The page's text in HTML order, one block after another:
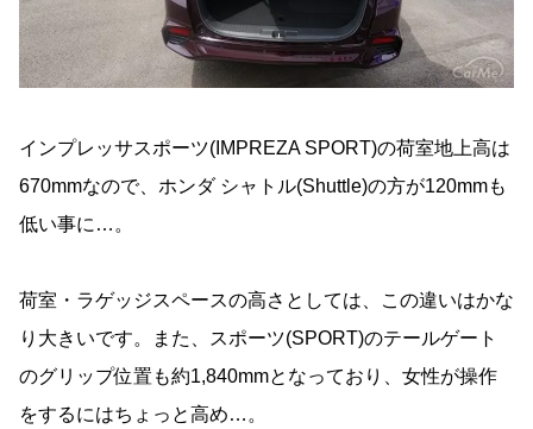
インプレッサスポーツ(IMPREZA SPORT)の荷室地上高は
670mmなので、ホンダ シャトル(Shuttle)の方が120mmも
低い事に…。
荷室・ラゲッジスペースの高さとしては、この違いはかな
り大きいです。また、スポーツ(SPORT)のテールゲート
のグリップ位置も約1,840mmとなっており、女性が操作
をするにはちょっと高め…。